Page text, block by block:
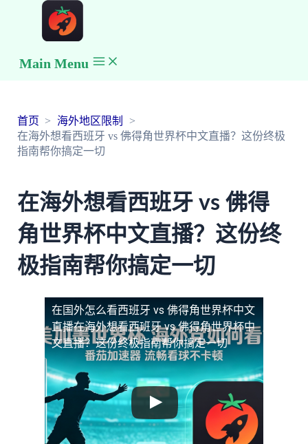
Main Menu
首页
海外地区限制
在海外想看西班牙 vs 佛得角世界杯中文直播？这份终极
指南帮你搞定一切
在海外想看西班牙 vs 佛得
角世界杯中文直播？这份终
极指南帮你搞定一切
在国外怎么看西班牙 vs 佛得角世界杯中文
直播在海外想看西班牙 vs 佛得角世界杯中
文直播？这份终极指南帮你搞定一切